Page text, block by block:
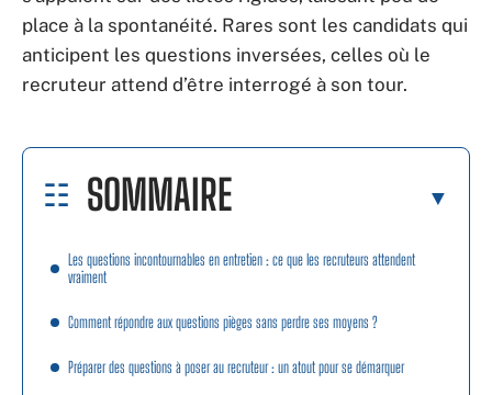
place à la spontanéité. Rares sont les candidats qui
anticipent les questions inversées, celles où le
recruteur attend d’être interrogé à son tour.
SOMMAIRE
Les questions incontournables en entretien : ce que les recruteurs attendent
vraiment
Comment répondre aux questions pièges sans perdre ses moyens ?
Préparer des questions à poser au recruteur : un atout pour se démarquer